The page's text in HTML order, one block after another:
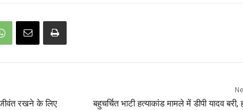
रखने के लिए
बहुचर्चित भाटी हत्याकांड मामले में डीपी यादव बरी,